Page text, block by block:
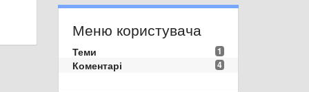
Меню користувача
1
Теми
4
Коментарі